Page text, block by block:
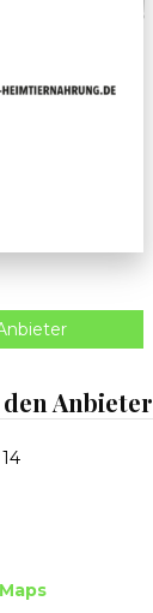
Anbieter